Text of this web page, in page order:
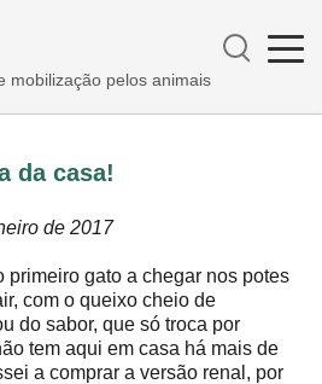
mobilização pelos animais
da casa!
de 2017
primeiro gato a chegar nos potes
com o queixo cheio de
do sabor, que só troca por
tem aqui em casa há mais de
a comprar a versão renal, por